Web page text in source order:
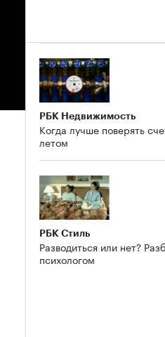
РБК Недвижимость
Когда лучше поверять
летом
РБК Стиль
Разводиться или нет?
психологом